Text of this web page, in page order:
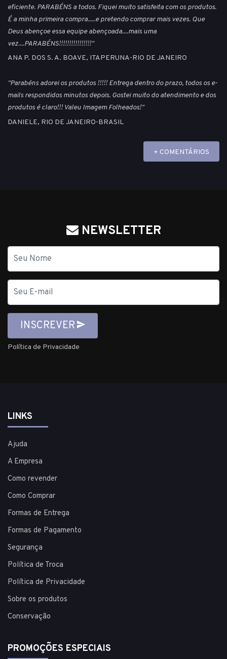
eficiente. PARABÉNS a todos. Fiquei muito satisfeita com os produtos.
É a minha primeira compra.....e pretendo comprar mais vezes. Que
Deus abençoe essa equipe abençoada....mais uma
vez....PARABÉNS!!!!!!!!!!!!!!!!"
ANA P. DOS S. A. BOAVE, ITAPERUNA-RIO DE JANEIRO
"Parabéns adorei os produtos !!!!! Entrega dentro do prazo, todos os e-
mails respondidos minutos depois. Gostei muito do atendimento e dos
produtos é claro!!! Valeu Imagem Folheados!"
DANIELE, RIO DE JANEIRO-BRASIL
+ COMENTÁRIOS
NEWSLETTER
mail
INSCREVER
Política de Privacidade
LINKS
Ajuda
A Empresa
Como revender
Como Comprar
Formas de Entrega
Formas de Pagamento
Segurança
Política de Troca
Política de Privacidade
Sobre os produtos
Conservação
PROMOÇÕES ESPECIAIS